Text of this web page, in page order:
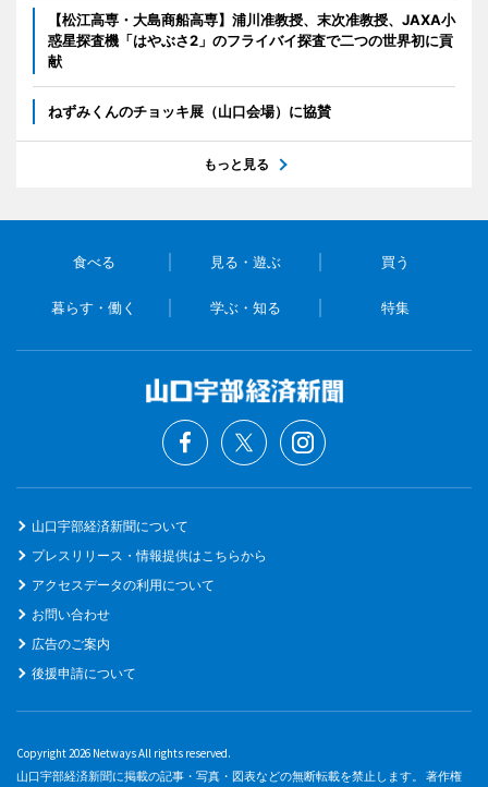
【松江高専・大島商船高専】浦川准教授、末次准教授、JAXA小
惑星探査機「はやぶさ2」のフライバイ探査で二つの世界初に貢
献
ねずみくんのチョッキ展（山口会場）に協賛
もっと見る
食べる 見る・遊ぶ 買う
暮らす・働く 学ぶ・知る 特集
山口宇部経済新聞について
プレスリリース・情報提供はこちらから
アクセスデータの利用について
お問い合わせ
広告のご案内
後援申請について
Copyright 2026 Netways All rights reserved.
山口宇部経済新聞に掲載の記事・写真・図表などの無断転載を禁止します。 著作権